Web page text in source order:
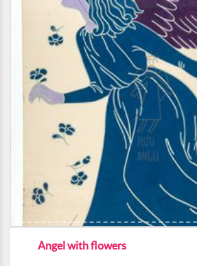
Angel with flowers